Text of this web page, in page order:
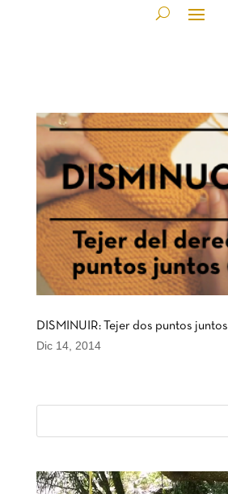
DISMINUIR: Tejer dos puntos juntos
Dic 14, 2014